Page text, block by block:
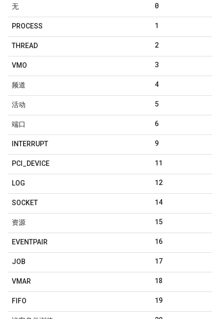
无 0
PROCESS 1
THREAD 2
VMO 3
频道 4
活动 5
端口 6
INTERRUPT 9
PCI DEVICE 11
LOG 12
SOCKET 14
资源 15
EVENTPAIR 16
JOB 17
VMAR 18
FIFO 19